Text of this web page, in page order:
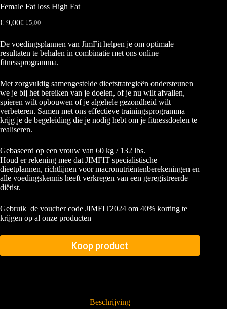
Female Fat loss High Fat
€15,00
€ 9,00
De voedingsplannen van JimFit helpen je om optimale
resultaten te behalen in combinatie met ons online
fitnessprogramma.
Met zorgvuldig samengestelde dieetstrategieën ondersteunen
we je bij het bereiken van je doelen, of je nu wilt afvallen,
spieren wilt opbouwen of je algehele gezondheid wilt
verbeteren. Samen met ons effectieve trainingsprogramma
krijg je de begeleiding die je nodig hebt om je fitnessdoelen te
realiseren.
Gebaseerd op een vrouw van 60 kg / 132 lbs.
Houd er rekening mee dat JIMFIT specialistische
dieetplannen, richtlijnen voor macronutriëntenberekeningen en
alle voedingskennis heeft verkregen van een geregistreerde
diëtist.
Gebruik de voucher code JIMFIT2024 om 40% korting te
krijgen op al onze producten
Koop product
Beschrijving